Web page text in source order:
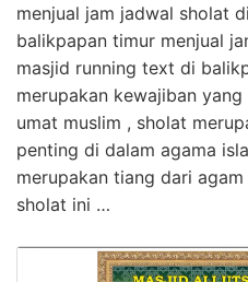
menjual jam jadwal sholat
balikpapan timur menjual
masjid running text di
merupakan kewajiban
umat muslim , sholat
penting di dalam agama
merupakan tiang dari
sholat ini …